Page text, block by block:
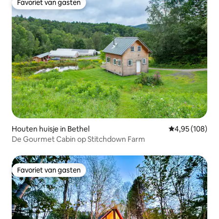
Favoriet van gasten
Favoriet van gasten
Houten huisje in Bethel Gemiddelde
4,95 (108)
De Gourmet Cabin op Stitchdown Farm
Favoriet van gasten
Favoriet van gasten